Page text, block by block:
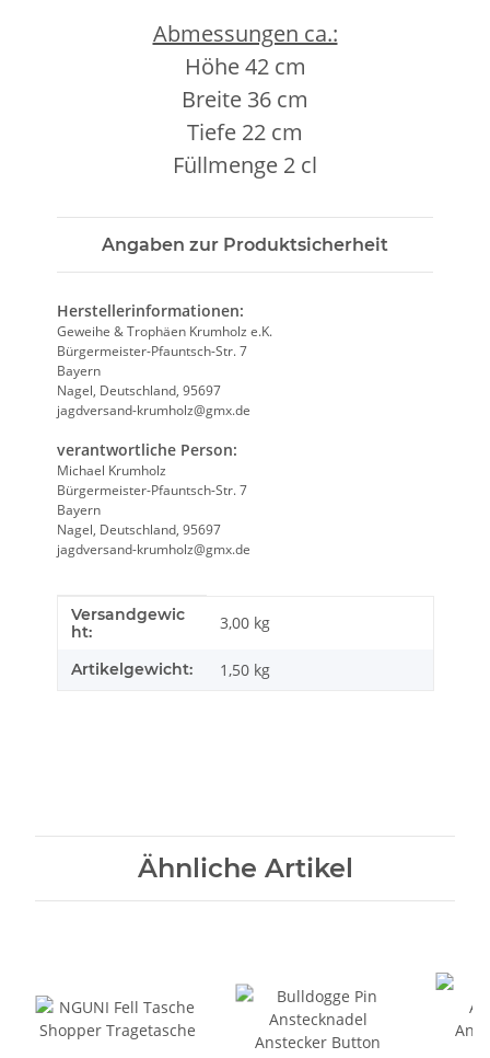
Abmessungen ca.:
Höhe 42 cm
Breite 36 cm
Tiefe 22 cm
Füllmenge 2 cl
Angaben zur Produktsicherheit
Herstellerinformationen:
Geweihe & Trophäen Krumholz e.K.
Bürgermeister-Pfauntsch-Str. 7
Bayern
Nagel, Deutschland, 95697
jagdversand-krumholz@gmx.de
verantwortliche Person:
Michael Krumholz
Bürgermeister-Pfauntsch-Str. 7
Bayern
Nagel, Deutschland, 95697
jagdversand-krumholz@gmx.de
Produkteigenschaft
Wert
Versandgewic
ht:
3,00 kg
Artikelgewicht: 1,50 kg
Ähnliche Artikel